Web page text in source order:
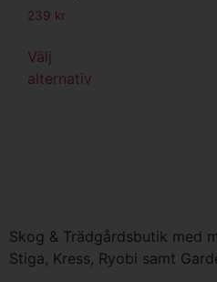
239 kr
Välj
alternativ
Skog & Trädgårdsbutik med
Stiga, Kress, Ryobi samt